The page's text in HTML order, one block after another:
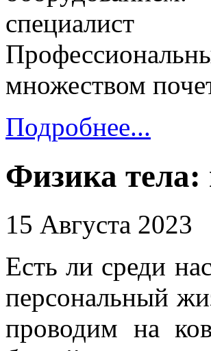
специалист
множеством
Подробнее...
Физика тела:
15 Августа 2023
Есть ли среди
персональный
проводим на